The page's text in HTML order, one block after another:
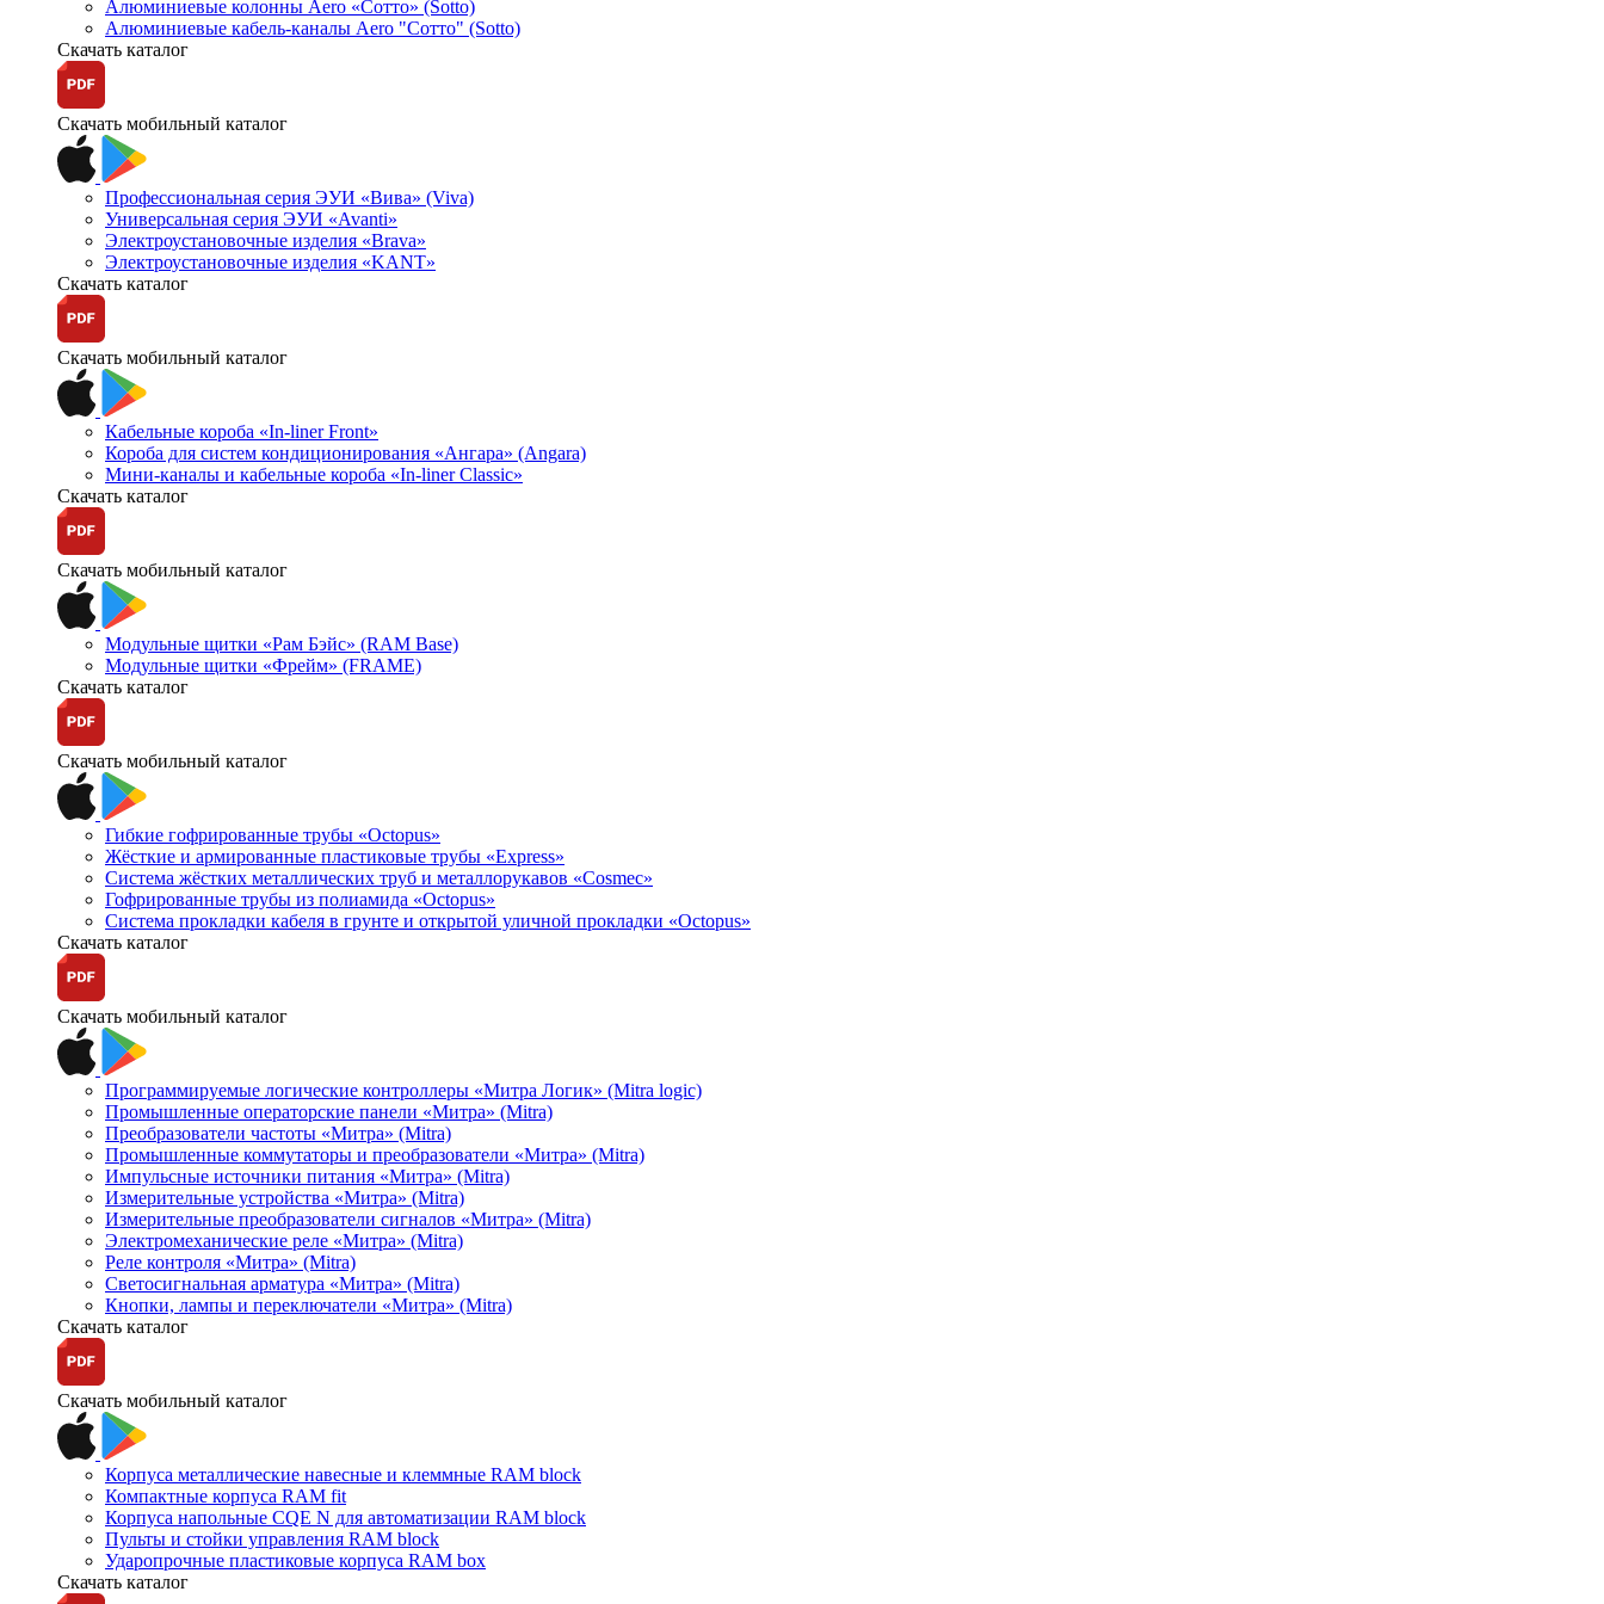
Алюминиевые колонны Aero «Сотто» (Sotto)
Алюминиевые кабель-каналы Aero "Сотто" (Sotto)
Скачать каталог
Скачать мобильный каталог
Профессиональная серия ЭУИ «Вива» (Viva)
Универсальная серия ЭУИ «Avanti»
Электроустановочные изделия «Brava»
Электроустановочные изделия «KANT»
Скачать каталог
Скачать мобильный каталог
Кабельные короба «In-liner Front»
Короба для систем кондиционирования «Ангара» (Angara)
Мини-каналы и кабельные короба «In-liner Classic»
Скачать каталог
Скачать мобильный каталог
Модульные щитки «Рам Бэйс» (RAM Base)
Модульные щитки «Фрейм» (FRAME)
Скачать каталог
Скачать мобильный каталог
Гибкие гофрированные трубы «Octopus»
Жёсткие и армированные пластиковые трубы «Express»
Система жёстких металлических труб и металлорукавов «Cosmec»
Гофрированные трубы из полиамида «Octopus»
Система прокладки кабеля в грунте и открытой уличной прокладки «Octopus»
Скачать каталог
Скачать мобильный каталог
Программируемые логические контроллеры «Митра Логик» (Mitra logic)
Промышленные операторские панели «Митра» (Mitra)
Преобразователи частоты «Митра» (Mitra)
Промышленные коммутаторы и преобразователи «Митра» (Mitra)
Импульсные источники питания «Митра» (Mitra)
Измерительные устройства «Митра» (Mitra)
Измерительные преобразователи сигналов «Митра» (Mitra)
Электромеханические реле «Митра» (Mitra)
Реле контроля «Митра» (Mitra)
Светосигнальная арматура «Митра» (Mitra)
Кнопки, лампы и переключатели «Митра» (Mitra)
Скачать каталог
Скачать мобильный каталог
Корпуса металлические навесные и клеммные RAM block
Компактные корпуса RAM fit
Корпуса напольные CQE N для автоматизации RAM block
Пульты и стойки управления RAM block
Ударопрочные пластиковые корпуса RAM box
Скачать каталог